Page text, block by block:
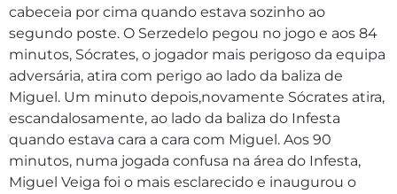
cabeceia por cima quando estava sozinho ao
segundo poste. O Serzedelo pegou no jogo e aos 84
minutos, Sócrates, o jogador mais perigoso da equipa
adversária, atira com perigo ao lado da baliza de
Miguel. Um minuto depois,novamente Sócrates atira,
escandalosamente, ao lado da baliza do Infesta
quando estava cara a cara com Miguel. Aos 90
minutos, numa jogada confusa na área do Infesta,
Miguel Veiga foi o mais esclarecido e inaugurou o